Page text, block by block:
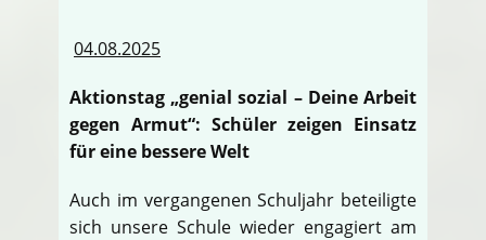
04.08.2025
Aktionstag „genial sozial – Deine Arbeit
gegen Armut“: Schüler zeigen Einsatz
für eine bessere Welt
Auch im vergangenen Schuljahr beteiligte
sich unsere Schule wieder engagiert am